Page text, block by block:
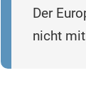
Der
nicht